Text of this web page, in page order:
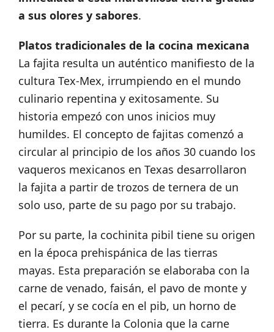
a sus olores y sabores.
Platos tradicionales de la cocina mexicana
La fajita resulta un auténtico manifiesto de la
cultura Tex-Mex, irrumpiendo en el mundo
culinario repentina y exitosamente. Su
historia empezó con unos inicios muy
humildes. El concepto de fajitas comenzó a
circular al principio de los años 30 cuando los
vaqueros mexicanos en Texas desarrollaron
la fajita a partir de trozos de ternera de un
solo uso, parte de su pago por su trabajo.
Por su parte, la cochinita pibil tiene su origen
en la época prehispánica de las tierras
mayas. Esta preparación se elaboraba con la
carne de venado, faisán, el pavo de monte y
el pecarí, y se cocía en el pib, un horno de
tierra. Es durante la Colonia que la carne